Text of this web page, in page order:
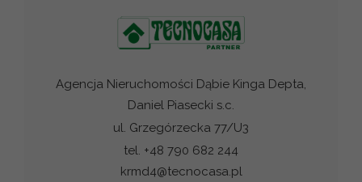
Agencja Nieruchomości Dąbie Kinga Depta,
Daniel Piasecki s.c.
ul. Grzegórzecka 77/U3
tel. +48 790 682 244
krmd4@tecnocasa.pl